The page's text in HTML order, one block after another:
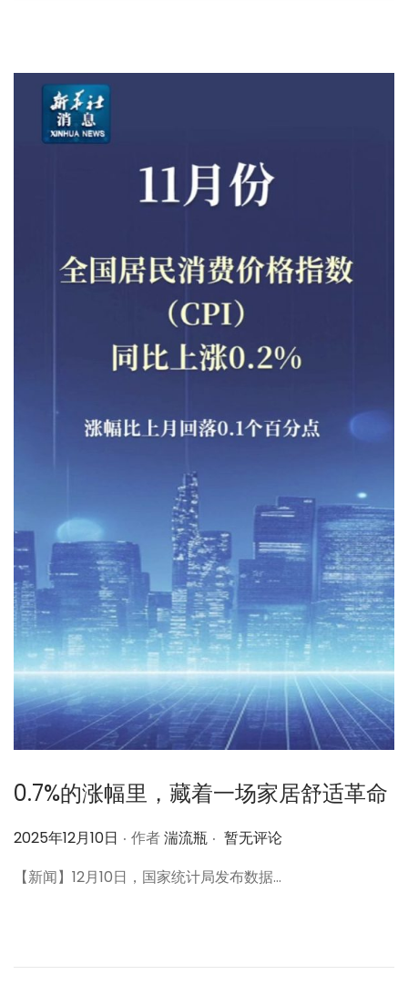
1
0.7%的涨幅里，藏着一场家居舒适革命
作
2025年12月10日 . 作者湍流瓶 . 暂无评论
【新闻】12月10日，国家统计局发布数据…